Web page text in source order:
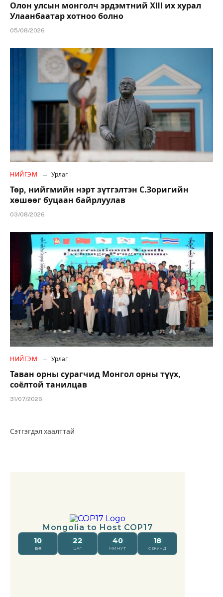
Олон улсын монголч эрдэмтний XIII их хурал
Улаанбаатар хотноо болно
05/08/2026
НИЙГЭМ Урлаг
Төр, нийгмийн нэрт зүтгэлтэн С.Зоригийн
хөшөөг буцаан байрлуулав
03/08/2026
НИЙГЭМ Урлаг
Таван орны сурагчид Монгол орны түүх,
соёлтой танилцав
31/07/2026
Сэтгэгдэл хаалттай